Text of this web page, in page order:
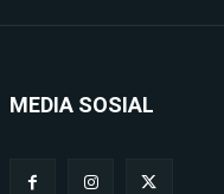
MEDIA SOSIAL